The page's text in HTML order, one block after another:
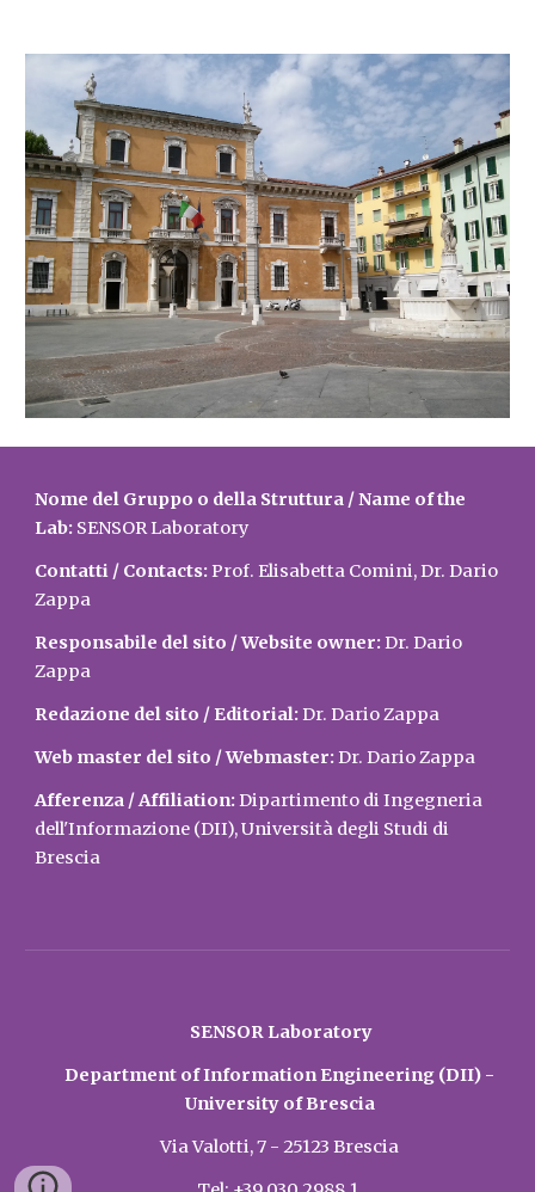
Nome del Gruppo o della Struttura / Name of the
Lab: SENSOR Laboratory
Contatti / Contacts:Prof. Elisabetta Comini, Dr. Dario
Zappa
Responsabile del sito / Website owner:Dr. Dario
Zappa
Redazione del sito / Editorial:Dr. Dario Zappa
Web master del sito / Webmaster:Dr. Dario Zappa
Afferenza / Affiliation:Dipartimento di Ingegneria
dell'Informazione (DII), Università degli Studi di
Brescia
SENSOR Laboratory
Department of Information Engineering (DII) -
University of Brescia
Via Valotti, 7 - 25123 Brescia